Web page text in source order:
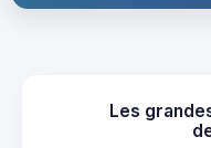
Les